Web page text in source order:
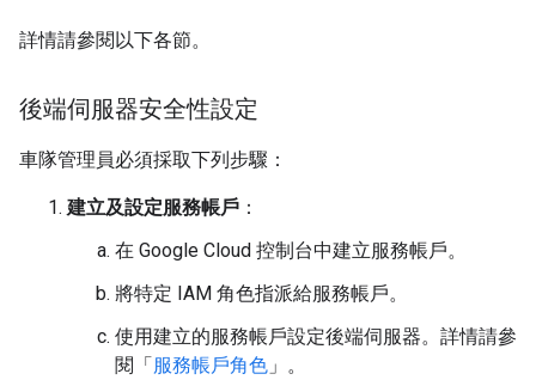
詳情請參閱以下各節。
後端伺服器安全性設定
車隊管理員必須採取下列步驟：
建立及設定服務帳戶 ：
在 Google Cloud 控制台中建立服務帳戶。
將特定 IAM 角色指派給服務帳戶。
使用建立的服務帳戶設定後端伺服器。詳情請參
閱「服務帳戶角色 」。